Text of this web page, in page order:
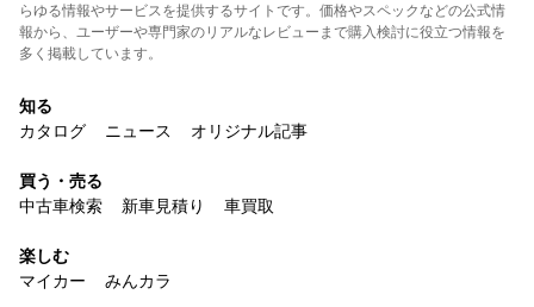
らゆる情報やサービスを提供するサイトです。価格やスペックなどの公式情
報から、ユーザーや専門家のリアルなレビューまで購入検討に役立つ情報を
多く掲載しています。
知る
カタログ
ニュース オリジナル記事
買う・売る
中古車検索
新車見積り 車買取
楽しむ
マイカー
みんカラ